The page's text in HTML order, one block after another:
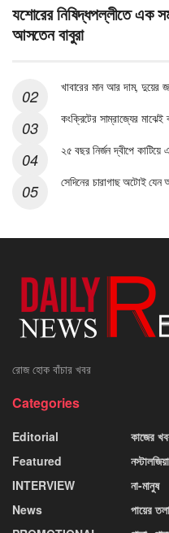
যশোরের নিষিদ্ধপল্লীতে এক
আসতেন বাবুরা
খাবারের মান আর দাম, দুয়ের
কংক্রিটের সাম্রাজ্যের মাঝেই
২৫ বছর নির্জন দ্বীপে
সেদিনের চারাগাছ অটোই যেন
রোজ হোক বাঁচার খবর
Categories
Editorial
Featured
INTERVIEW
News
কাজের
নস্টালজিয়া
না-মানুষ
পায়ের